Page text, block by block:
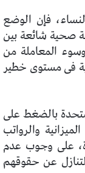
فإن الوضع
صحية شائعة بين
المعاملة من
فى مستوى خطير
بالضغط على
والرواتب
على وجوب عدم
عن حقوقهم